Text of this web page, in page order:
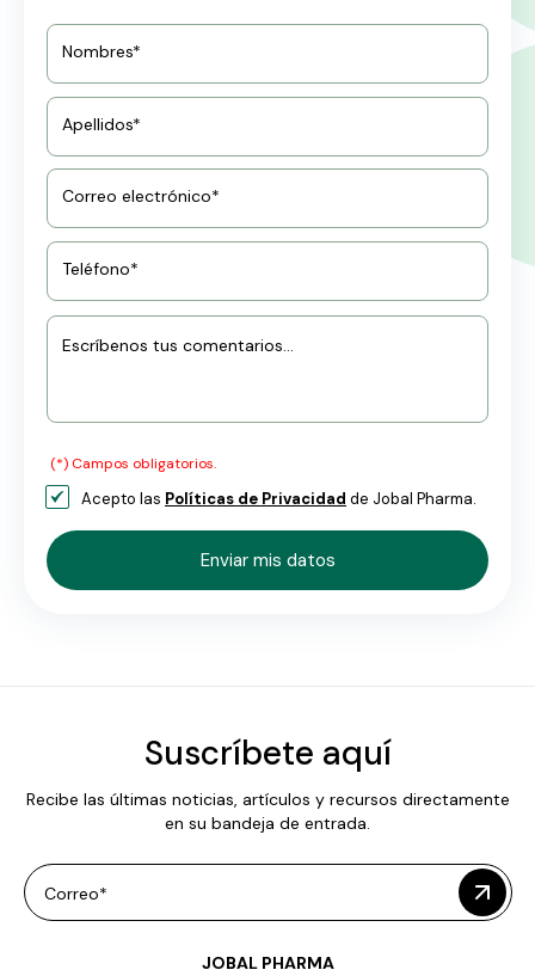
Nombres*
Apellidos*
Correo electrónico*
Teléfono*
Escríbenos tus comentarios...
(*) Campos obligatorios.
Acepto las Políticas de Privacidad de Jobal Pharma.
Suscríbete aquí
Recibe las últimas noticias, artículos y recursos directamente
en su bandeja de entrada.
Correo*
JOBAL PHARMA